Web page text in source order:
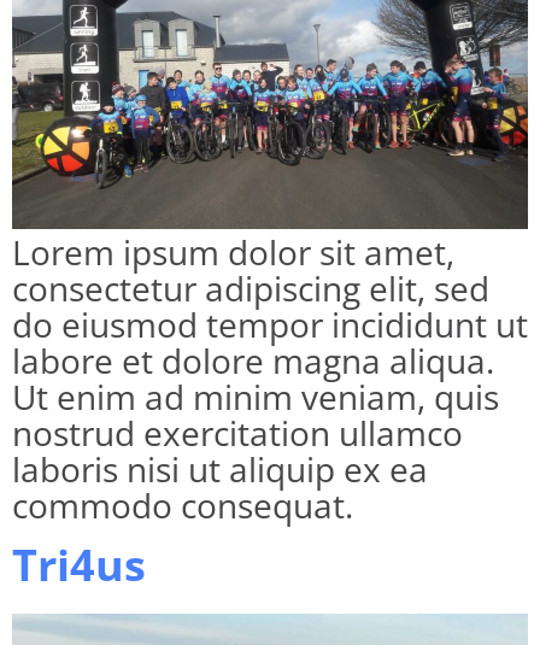
Lorem ipsum dolor sit amet,
consectetur adipiscing elit, sed
do eiusmod tempor incididunt ut
labore et dolore magna aliqua.
Ut enim ad minim veniam, quis
nostrud exercitation ullamco
laboris nisi ut aliquip ex ea
commodo consequat.
Tri4us